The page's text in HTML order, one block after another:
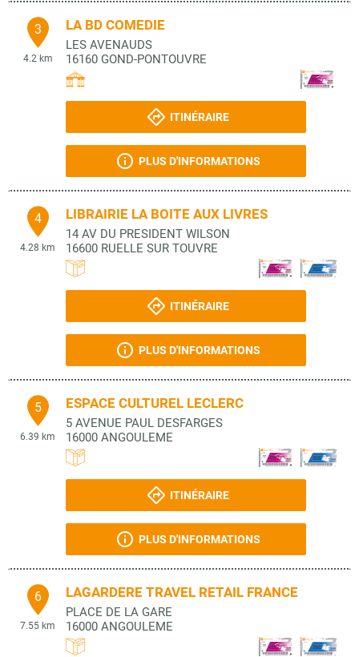
3
4.2 km
LA BD COMEDIE
LES AVENAUDS
16160 GOND-PONTOUVRE
ITINÉRAIRE
PLUS D'INFORMATIONS
4
4.28 km
LIBRAIRIE LA BOITE AUX LIVRES
14 AV DU PRESIDENT WILSON
16600 RUELLE SUR TOUVRE
ITINÉRAIRE
PLUS D'INFORMATIONS
5
6.39 km
ESPACE CULTUREL LECLERC
5 AVENUE PAUL DESFARGES
16000 ANGOULEME
ITINÉRAIRE
PLUS D'INFORMATIONS
6
7.55 km
LAGARDERE TRAVEL RETAIL FRANCE
PLACE DE LA GARE
16000 ANGOULEME